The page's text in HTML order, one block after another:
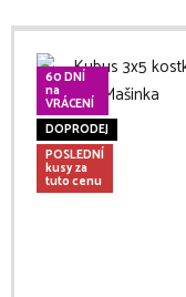
60 DNÍ
na
VRÁCENÍ
DOPRODEJ
POSLEDNÍ
kusy za
tuto cenu